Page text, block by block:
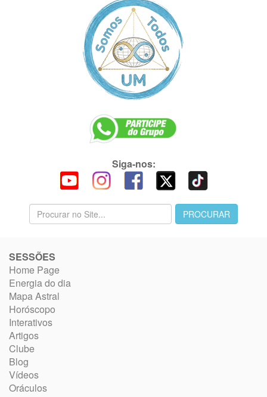
Siga-nos:
SESSÕES
Home Page
Energia do dia
Mapa Astral
Horóscopo
Interativos
Artigos
Clube
Blog
Vídeos
Oráculos